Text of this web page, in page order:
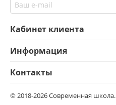
Кабинет клиента
Информация
Контакты
© 2018-2026 Современная школа.